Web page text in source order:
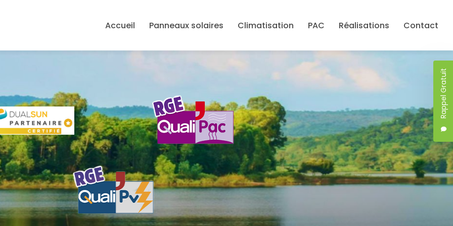
Rappel Gratuit
Accueil
Panneaux solaires Climatisation PAC Réalisations Contact